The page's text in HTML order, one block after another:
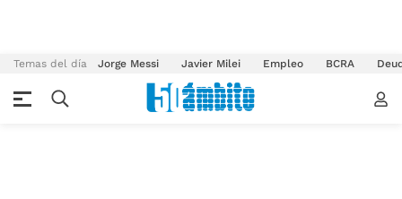
Temas del día Jorge Messi Javier Milei Empleo BCRA